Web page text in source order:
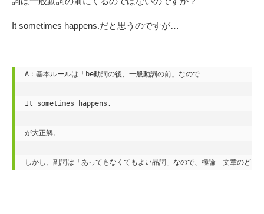
It sometimes happens.だと思うのですが…
A：基本ルールは「be動詞の後、一般動詞の前」なので
It sometimes happens.
が大正解。
しかし、副詞は「あってもなくてもよい品詞」なので、極論「文章のどこ